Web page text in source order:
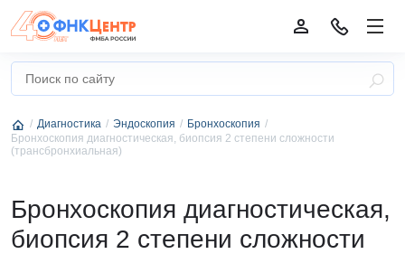
Диагностика Эндоскопия
Бронхоскопия
Бронхоскопия диагностическая, биопсия 2 степени сложности
(трансбронхиальная)
Бронхоскопия диагностическая,
биопсия 2 степени сложности